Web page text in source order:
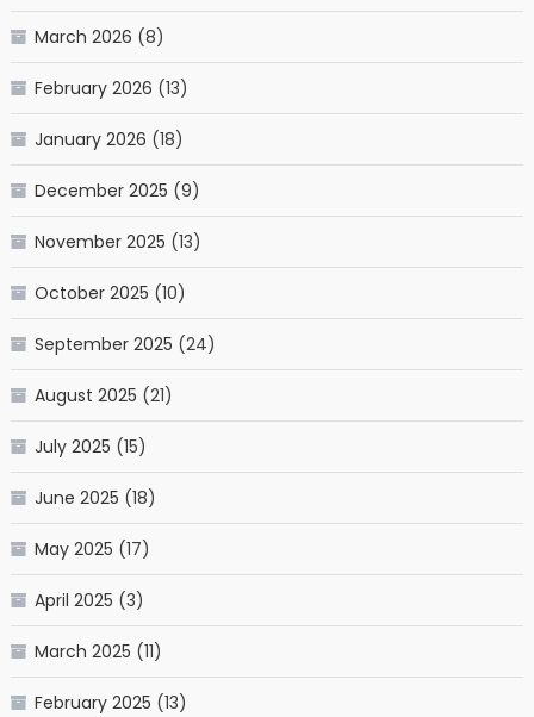
March 2026 (8)
February 2026 (13)
January 2026 (18)
December 2025 (9)
November 2025 (13)
October 2025 (10)
September 2025 (24)
August 2025 (21)
July 2025 (15)
June 2025 (18)
May 2025 (17)
April 2025 (3)
March 2025 (11)
February 2025 (13)